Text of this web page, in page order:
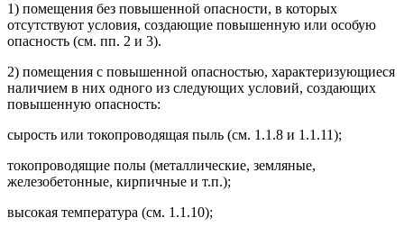
1) помещения без повышенной опасности, в которых
отсутствуют условия, создающие повышенную или особую
опасность (см. пп. 2 и 3).
2) помещения с повышенной опасностью, характеризующиеся
наличием в них одного из следующих условий, создающих
повышенную опасность:
сырость или токопроводящая пыль (см. 1.1.8 и 1.1.11);
токопроводящие полы (металлические, земляные,
железобетонные, кирпичные и т.п.);
высокая температура (см. 1.1.10);